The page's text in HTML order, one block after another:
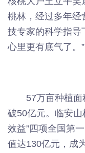
桃林，经过多年经
技专家的科学指导
心里更有底气了。”
57万亩种植
破50亿元。临安山
效益”四项全国第
值达130亿元，成